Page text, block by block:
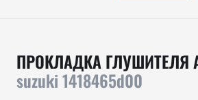
ПРОКЛАДКА ГЛУШИТЕЛЯ
suzuki 1418465d00